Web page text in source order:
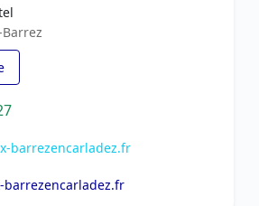
barrezencarladez.fr